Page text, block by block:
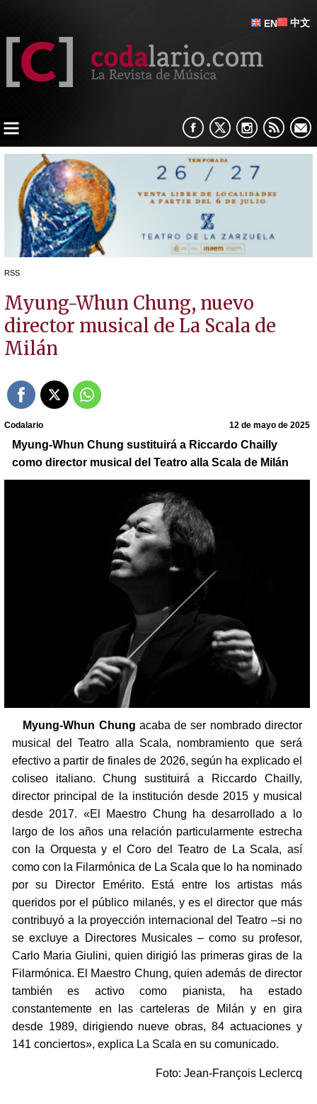
EN 中文
RSS
Myung-Whun Chung, nuevo
director musical de La Scala de
Milán
Codalario 12 de mayo de 2025
Myung-Whun Chung sustituirá a Riccardo Chailly
como director musical del Teatro alla Scala de Milán
Myung-Whun Chung acaba de ser nombrado director
musical del Teatro alla Scala, nombramiento que será
efectivo a partir de finales de 2026, según ha explicado el
coliseo italiano. Chung sustituirá a Riccardo Chailly,
director principal de la institución desde 2015 y musical
desde 2017. «El Maestro Chung ha desarrollado a lo
largo de los años una relación particularmente estrecha
con la Orquesta y el Coro del Teatro de La Scala, así
como con la Filarmónica de La Scala que lo ha nominado
por su Director Emérito. Está entre los artistas más
queridos por el público milanés, y es el director que más
contribuyó a la proyección internacional del Teatro –si no
se excluye a Directores Musicales – como su profesor,
Carlo Maria Giulini, quien dirigió las primeras giras de la
Filarmónica. El Maestro Chung, quien además de director
también es activo como pianista, ha estado
constantemente en las carteleras de Milán y en gira
desde 1989, dirigiendo nueve obras, 84 actuaciones y
141 conciertos», explica La Scala en su comunicado.
Foto: Jean-François Leclercq